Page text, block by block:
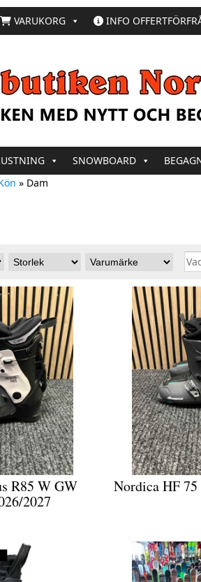
VARUKORG INFO
SNOWBOARD
» Dam
R85 W GW
2027
Nordica HF